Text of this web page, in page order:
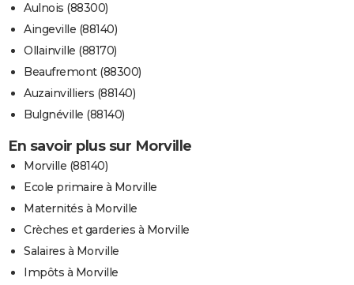
Aulnois (88300)
Aingeville (88140)
Ollainville (88170)
Beaufremont (88300)
Auzainvilliers (88140)
Bulgnéville (88140)
En savoir plus sur Morville
Morville (88140)
Ecole primaire à Morville
Maternités à Morville
Crèches et garderies à Morville
Salaires à Morville
Impôts à Morville